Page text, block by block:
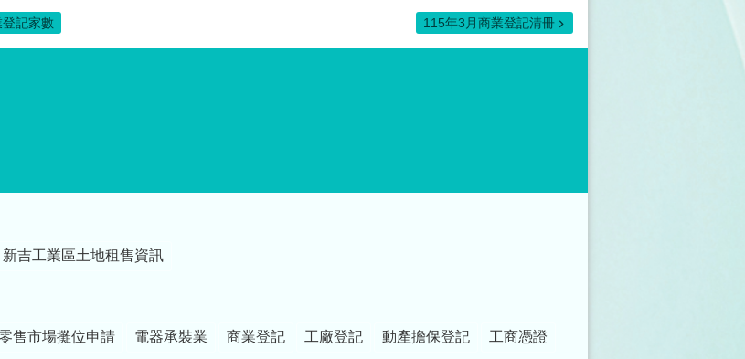
記家數 115年3月商業登記清冊
新吉工業區土地租售資訊
售市場攤位申請 電器承裝業 商業登記 工廠登記 動產擔保登記 工商憑證